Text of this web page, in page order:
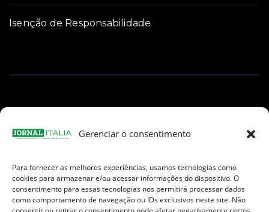
Gerenciar o consentimento
Para fornecer as melhores experiências, usamos tecnologias como
cookies para armazenar e/ou acessar informações do dispositivo. O
consentimento para essas tecnologias nos permitirá processar dados
como comportamento de navegação ou IDs exclusivos neste site. Não
Isenção de Responsabilidade
Facebook
Instagram
TikTokYoutube
E-
mail